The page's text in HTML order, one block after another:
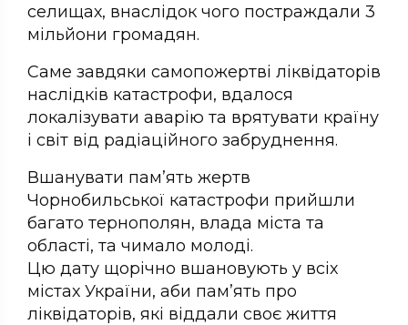
селищах, внаслідок чого постраждали 3
мільйони громадян.
Саме завдяки самопожертві ліквідаторів
наслідків катастрофи, вдалося
локалізувати аварію та врятувати країну
і світ від радіаційного забруднення.
Вшанувати пам’ять жертв
Чорнобильської катастрофи прийшли
багато тернополян, влада міста та
області, та чимало молоді.
Цю дату щорічно вшановують у всіх
містах України, аби пам’ять про
ліквідаторів, які віддали своє життя